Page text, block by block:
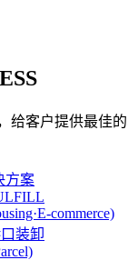
给客户提供最佳
方案
commerce)
装卸